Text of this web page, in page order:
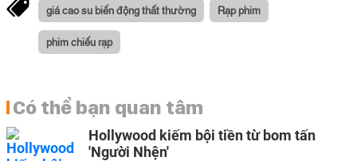
giá cao su biến động thất thường Rạp phim
phim chiếu rạp
Có thể bạn quan tâm
Hollywood kiếm bội tiền từ bom tấn
'Người Nhện'